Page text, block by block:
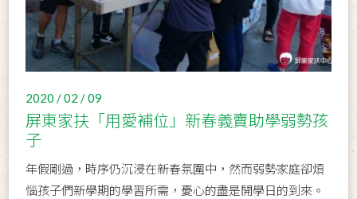
2020 / 02 / 09
屏東家扶「用愛補位」新春義賣助學弱勢孩
子
年假剛過，時序仍沉浸在新春氛圍中，然而弱勢家庭卻煩
惱孩子們新學期的學習所需，憂心的盡是開學日的到來。